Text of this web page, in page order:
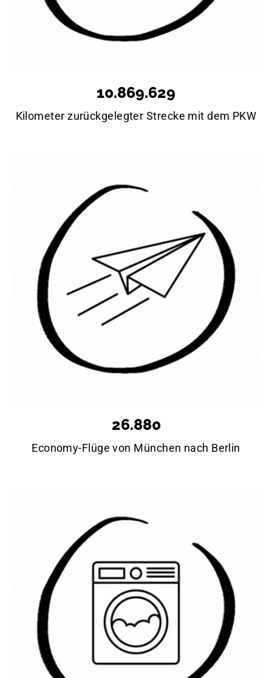
10.869.629
Kilometer zurückgelegter Strecke mit dem PKW
26.880
Economy-Flüge von München nach Berlin